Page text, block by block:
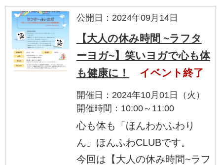
公開日：2024年09月14日
【大人の休み時間 ~ラフタ
ーヨガ~】笑いヨガで心も体
も健康に！
イベント終了
開催日：2024年10月01日（火）
開催時間：10:00～11:00
心も体も「ほんわかふわり
ん」ほんふわCLUBです。
今回は【大人の休み時間~ラフ